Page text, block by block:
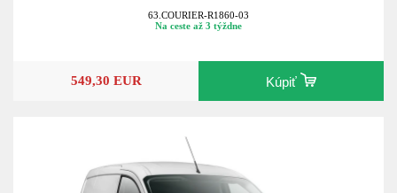
63.COURIER-R1860-03
Na ceste až 3 týždne
549,30 EUR Kúpiť